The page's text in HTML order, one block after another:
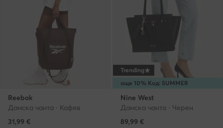
Reebok
Дамска чанта · Кафяв
31,99 €
още 10% Код: SUMMER
Trending
Nine West
Дамска чанта · Черен
89,99 €